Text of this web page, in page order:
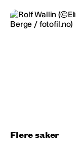
Flere saker